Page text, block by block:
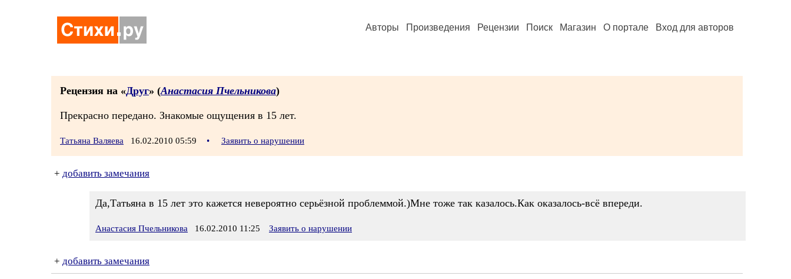
Авторы Произведения Рецензии Поиск Магазин О портале Вход для авторов
Рецензия на «Друг» (Анастасия Пчельникова)
Прекрасно передано. Знакомые ощущения в 15 лет.
Татьяна Валяева 16.02.2010 05:59 • Заявить о нарушении
+ добавить замечания
Да,Татьяна в 15 лет это кажется невероятно серьёзной проблеммой.)Мне тоже так казалось.Как оказалось-всё впереди.
Анастасия Пчельникова 16.02.2010 11:25 Заявить о нарушении
+ добавить замечания